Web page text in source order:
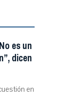
es un
dicen
en